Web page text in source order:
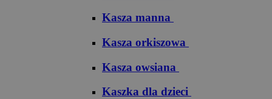
Kasza manna
Kasza orkiszowa
Kasza owsiana
Kaszka dla dzieci